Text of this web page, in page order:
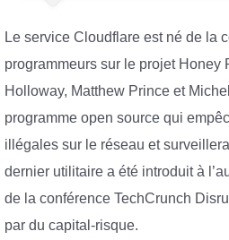
Le service Cloudflare est né de la
programmeurs sur le projet Honey
Holloway, Matthew Prince et
programme open source qui
illégales sur le réseau et
dernier utilitaire a été introduit à
de la conférence TechCrunch
par du capital-risque.